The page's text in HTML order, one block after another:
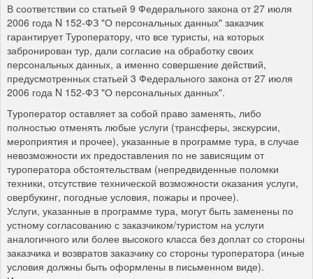
В соответствии со статьей 9 Федерального закона от 27 июля
2006 года N 152-ФЗ "О персональных данных" заказчик
гарантирует Туроператору, что все туристы, на которых
забронирован тур, дали согласие на обработку своих
персональных данных, а именно совершение действий,
предусмотренных статьей 3 Федерального закона от 27 июля
2006 года N 152-ФЗ "О персональных данных".
Туроператор оставляет за собой право заменять, либо
полностью отменять любые услуги (трансферы, экскурсии,
мероприятия и прочее), указанные в программе тура, в случае
невозможности их предоставления по не зависящим от
туроператора обстоятельствам (непредвиденные поломки
техники, отсутствие технической возможности оказания услуги,
овербукинг, погодные условия, пожары и прочее).
Услуги, указанные в программе тура, могут быть заменены по
устному согласованию с заказчиком/туристом на услуги
аналогичного или более высокого класса без доплат со стороны
заказчика и возвратов заказчику со стороны туроператора (иные
условия должны быть оформлены в письменном виде).